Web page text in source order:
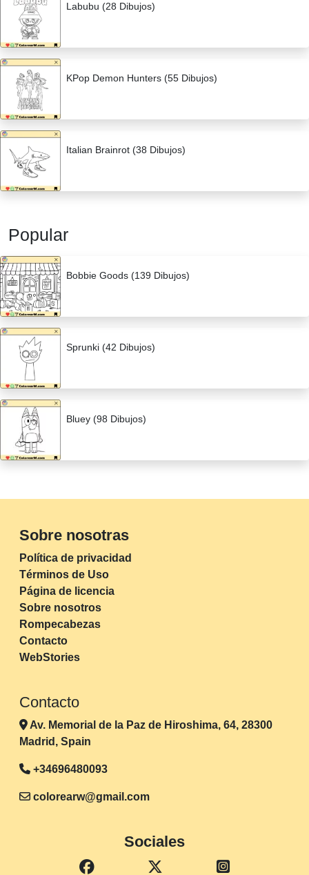
Labubu (28 Dibujos)
KPop Demon Hunters (55 Dibujos)
Italian Brainrot (38 Dibujos)
Popular
Bobbie Goods (139 Dibujos)
Sprunki (42 Dibujos)
Bluey (98 Dibujos)
Sobre nosotras
Política de privacidad
Términos de Uso
Página de licencia
Sobre nosotros
Rompecabezas
Contacto
WebStories
Contacto
Av. Memorial de la Paz de Hiroshima, 64, 28300
Madrid, Spain
+34696480093
colorearw@gmail.com
Sociales